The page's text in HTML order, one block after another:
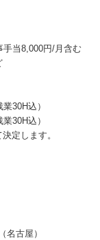
当8,000円/月含む
30H込）
30H込）
定します。
名古屋）